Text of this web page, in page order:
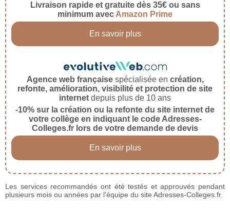
Livraison rapide et gratuite dès 35€ ou sans
minimum avec Amazon Prime
En savoir plus
Agence web françaisespécialisée en création,
refonte, amélioration, visibilité et protection de site
internet depuis plus de 10 ans
-10% sur la création ou la refonte du site internet de
votre collège en indiquant le code Adresses-
Colleges.fr lors de votre demande de devis
En savoir plus
Les services recommandés ont été testés et approuvés pendant
plusieurs mois ou années par l'équipe du site Adresses-Colleges.fr.